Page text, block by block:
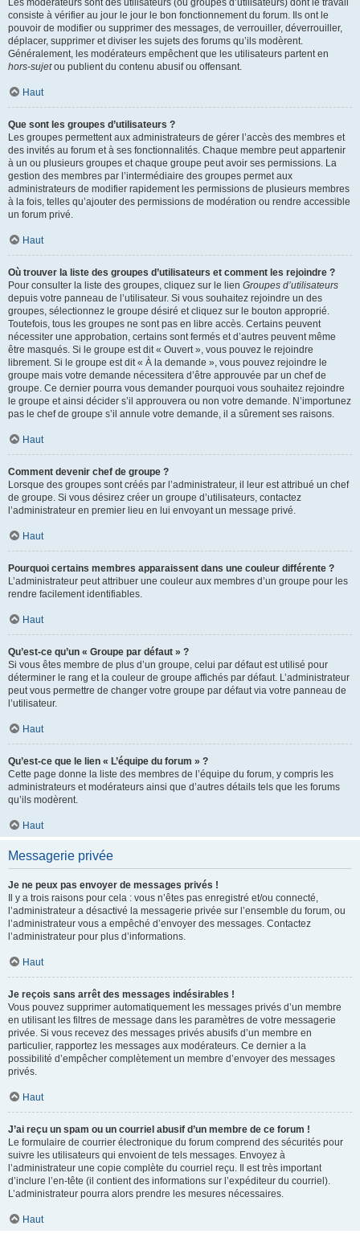
Les modérateurs sont des utilisateurs (ou groupes d’utilisateurs) dont le travail
consiste à vérifier au jour le jour le bon fonctionnement du forum. Ils ont le
pouvoir de modifier ou supprimer des messages, de verrouiller, déverrouiller,
déplacer, supprimer et diviser les sujets des forums qu’ils modèrent.
Généralement, les modérateurs empêchent que les utilisateurs partent en
hors-sujetou publient du contenu abusif ou offensant.
Haut
Que sont les groupes d’utilisateurs ?
Les groupes permettent aux administrateurs de gérer l’accès des membres et
des invités au forum et à ses fonctionnalités. Chaque membre peut appartenir
à un ou plusieurs groupes et chaque groupe peut avoir ses permissions. La
gestion des membres par l’intermédiaire des groupes permet aux
administrateurs de modifier rapidement les permissions de plusieurs membres
à la fois, telles qu’ajouter des permissions de modération ou rendre accessible
un forum privé.
Haut
Où trouver la liste des groupes d’utilisateurs et comment les rejoindre ?
Pour consulter la liste des groupes, cliquez sur le lien Groupes d’utilisateurs
depuis votre panneau de l’utilisateur. Si vous souhaitez rejoindre un des
groupes, sélectionnez le groupe désiré et cliquez sur le bouton approprié.
Toutefois, tous les groupes ne sont pas en libre accès. Certains peuvent
nécessiter une approbation, certains sont fermés et d’autres peuvent même
être masqués. Si le groupe est dit « Ouvert », vous pouvez le rejoindre
librement. Si le groupe est dit « À la demande », vous pouvez rejoindre le
groupe mais votre demande nécessitera d’être approuvée par un chef de
groupe. Ce dernier pourra vous demander pourquoi vous souhaitez rejoindre
le groupe et ainsi décider s’il approuvera ou non votre demande. N’importunez
pas le chef de groupe s’il annule votre demande, il a sûrement ses raisons.
Haut
Comment devenir chef de groupe ?
Lorsque des groupes sont créés par l’administrateur, il leur est attribué un chef
de groupe. Si vous désirez créer un groupe d’utilisateurs, contactez
l’administrateur en premier lieu en lui envoyant un message privé.
Haut
Pourquoi certains membres apparaissent dans une couleur différente ?
L’administrateur peut attribuer une couleur aux membres d’un groupe pour les
rendre facilement identifiables.
Haut
Qu’est-ce qu’un « Groupe par défaut » ?
Si vous êtes membre de plus d’un groupe, celui par défaut est utilisé pour
déterminer le rang et la couleur de groupe affichés par défaut. L’administrateur
peut vous permettre de changer votre groupe par défaut via votre panneau de
l’utilisateur.
Haut
Qu’est-ce que le lien « L’équipe du forum » ?
Cette page donne la liste des membres de l’équipe du forum, y compris les
administrateurs et modérateurs ainsi que d’autres détails tels que les forums
qu’ils modèrent.
Haut
Messagerie privée
Je ne peux pas envoyer de messages privés !
Il y a trois raisons pour cela : vous n’êtes pas enregistré et/ou connecté,
l’administrateur a désactivé la messagerie privée sur l’ensemble du forum, ou
l’administrateur vous a empêché d’envoyer des messages. Contactez
l’administrateur pour plus d’informations.
Haut
Je reçois sans arrêt des messages indésirables !
Vous pouvez supprimer automatiquement les messages privés d’un membre
en utilisant les filtres de message dans les paramètres de votre messagerie
privée. Si vous recevez des messages privés abusifs d’un membre en
particulier, rapportez les messages aux modérateurs. Ce dernier a la
possibilité d’empêcher complètement un membre d’envoyer des messages
privés.
Haut
J’ai reçu un spam ou un courriel abusif d’un membre de ce forum !
Le formulaire de courrier électronique du forum comprend des sécurités pour
suivre les utilisateurs qui envoient de tels messages. Envoyez à
l’administrateur une copie complète du courriel reçu. Il est très important
d’inclure l’en-tête (il contient des informations sur l’expéditeur du courriel).
L’administrateur pourra alors prendre les mesures nécessaires.
Haut